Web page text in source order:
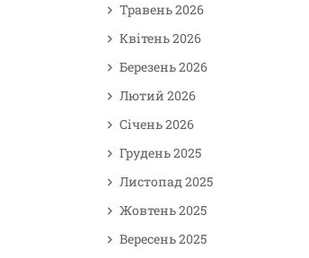
Травень 2026
Квітень 2026
Березень 2026
Лютий 2026
Січень 2026
Грудень 2025
Листопад 2025
Жовтень 2025
Вересень 2025